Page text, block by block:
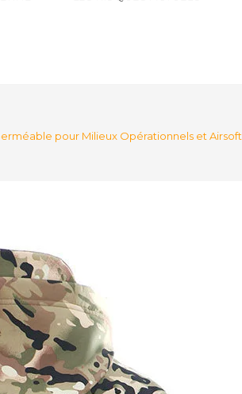
pour Milieux Opérationnels et Airsoft